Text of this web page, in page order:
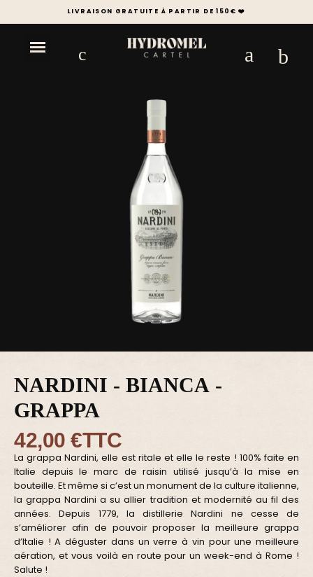
LIVRAISON GRATUITE À PARTIR DE 150€ ❤️
NARDINI - BIANCA -
GRAPPA
42,00 €TTC
La grappa Nardini, elle est ritale et elle le reste ! 100% faite en
Italie depuis le marc de raisin utilisé jusqu’à la mise en
bouteille. Et même si c’est un monument de la culture italienne,
la grappa Nardini a su allier tradition et modernité au fil des
années. Depuis 1779, la distillerie Nardini ne cesse de
s’améliorer afin de pouvoir proposer la meilleure grappa
d’Italie ! A déguster dans un verre à vin pour une meilleure
aération, et vous voilà en route pour un week-end à Rome !
Salute !